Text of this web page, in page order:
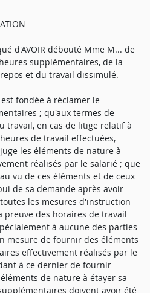
d'AVOIR débouté Mme M... de
supplémentaires, de la
et du travail dissimulé.
est fondée à réclamer le
; qu'aux termes de
travail, en cas de litige relatif à
de travail effectuées,
les éléments de nature à
réalisés par le salarié ; que
vu de ces éléments et de ceux
de sa demande après avoir
les mesures d'instruction
des horaires de travail
à aucune des parties
mesure de fournir des éléments
effectivement réalisés par le
à ce dernier de fournir
de nature à étayer sa
doivent avoir été